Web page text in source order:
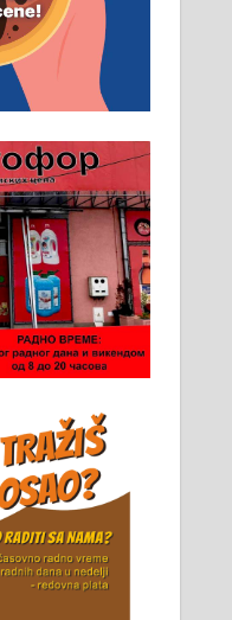
возач са Б
85-511
за рад на
промет” у
За више
лично на
Максима
дана од
465-045
димњака.